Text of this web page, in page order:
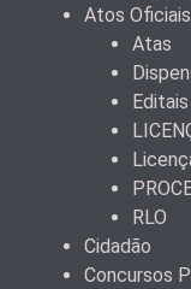
Atos Oficiais
Atas
Editais
RLO
Cidadão
Concursos